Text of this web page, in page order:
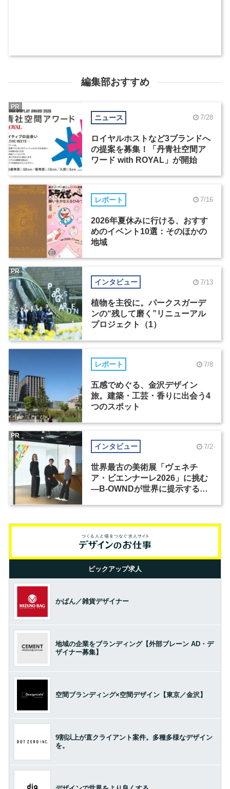
編集部おすすめ
ニュース 7/28
ロイヤルホストなど3ブランドへ
の提案を募集！「丹青社空間ア
ワード with ROYAL」が開始
PR
レポート 7/16
2026年夏休みに行ける、おすす
めのイベント10選：そのほかの
地域
インタビュー 7/13
植物を主役に。パークスガーデ
ンの“残して磨く”リニューアル
プロジェクト（1）
PR
レポート 7/8
五感でめぐる、金沢デザイン
旅。建築・工芸・香りに出会う4
つのスポット
インタビュー 7/2
世界最古の美術展「ヴェネチ
ア・ビエンナーレ2026」に挑む
―B-OWNDが世界に提示する美
PR
ピックアップ求人
かばん／雑貨デザイナー
地域の企業をブランディング【外部ブレーン AD・デ
ザイナー募集】
空間ブランディング×空間デザイン【東京／金沢】
9割以上が直クライアント案件。多種多様なデザイン
を。